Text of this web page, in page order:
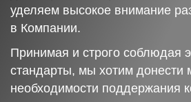
уделяем высокое внимание
в Компании.
Принимая и строго соблюдая
стандарты, мы хотим донести
необходимости поддержания